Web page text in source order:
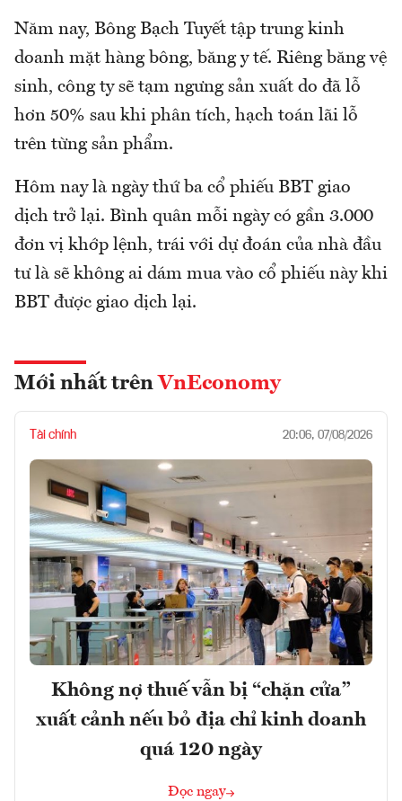
Năm nay, Bông Bạch Tuyết tập trung kinh
doanh mặt hàng bông, băng y tế. Riêng băng vệ
sinh, công ty sẽ tạm ngưng sản xuất do đã lỗ
hơn 50% sau khi phân tích, hạch toán lãi lỗ
trên từng sản phẩm.
Hôm nay là ngày thứ ba cổ phiếu BBT giao
dịch trở lại. Bình quân mỗi ngày có gần 3.000
đơn vị khớp lệnh, trái với dự đoán của nhà đầu
tư là sẽ không ai dám mua vào cổ phiếu này khi
BBT được giao dịch lại.
Mới nhất trên VnEconomy
Tài chính 20:06, 07/08/2026
Không nợ thuế vẫn bị “chặn cửa”
xuất cảnh nếu bỏ địa chỉ kinh doanh
quá 120 ngày
Đọc ngay